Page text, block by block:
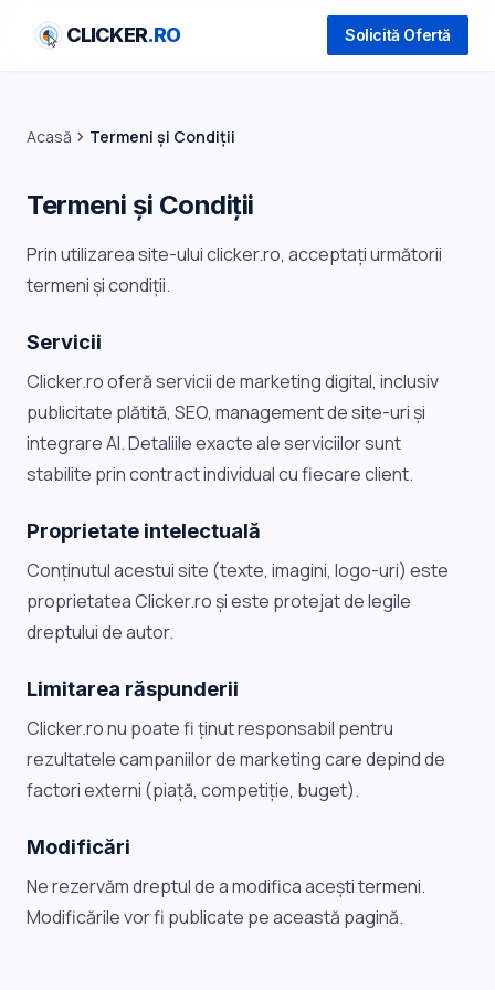
CLICKER.RO Solicită Ofertă
Acasă chevron_right Termeni și Condiții
Termeni și Condiții
Prin utilizarea site-ului clicker.ro, acceptați următorii
termeni și condiții.
Servicii
Clicker.ro oferă servicii de marketing digital, inclusiv
publicitate plătită, SEO, management de site-uri și
integrare AI. Detaliile exacte ale serviciilor sunt
stabilite prin contract individual cu fiecare client.
Proprietate intelectuală
Conținutul acestui site (texte, imagini, logo-uri) este
proprietatea Clicker.ro și este protejat de legile
dreptului de autor.
Limitarea răspunderii
Clicker.ro nu poate fi ținut responsabil pentru
rezultatele campaniilor de marketing care depind de
factori externi (piață, competiție, buget).
Modificări
Ne rezervăm dreptul de a modifica acești termeni.
Modificările vor fi publicate pe această pagină.